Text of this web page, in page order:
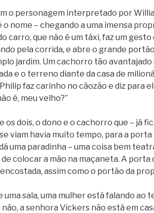
o personagem interpretado por
o nome – chegando a uma imensa
carro, que não é um táxi, faz um gesto
pela corrida, e abre o grande
jardim. Um cachorro tão avantajado
e o terreno diante da casa de
faz carinho no cãozão e diz para
é, meu velho?”
os dois, o dono e o cachorro que – já
viam havia muito tempo, para a
uma paradinha – uma coisa bem
colocar a mão na maçaneta. A porta
assim como o portão da
uma sala, uma mulher está falando ao
a senhora Vickers não está em